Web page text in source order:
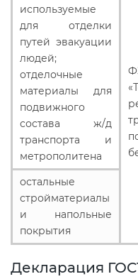
используемые
для отделки
путей эвакуации
людей;
отделочные
материалы для
подвижного
состава ж/д
транспорта и
метрополитена
остальные
стройматериалы
и напольные
покрытия
Декларация